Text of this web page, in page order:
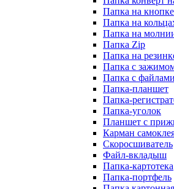
Папка на кнопке
Папка на
Папка на
Папка Zip
Папка на
Папка с
Папка с файлами
Папка-планшет
Папка-
Папка-уголок
Планшет с
Карман
Скоросшиватель
Файл-вкладыш
Папка-картотека
Папка-портфель